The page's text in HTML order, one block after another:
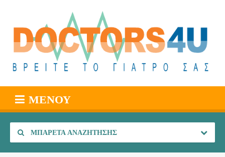
ΜΕΝΟΎ
ΜΠΑΡΈΤΑ ΑΝΑΖΉΤΗΣΗΣ